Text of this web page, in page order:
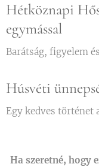
Hétköznapi
egymással
Barátság, figyelem
Húsvéti
Egy kedves történet
Ha szeretné, hogy